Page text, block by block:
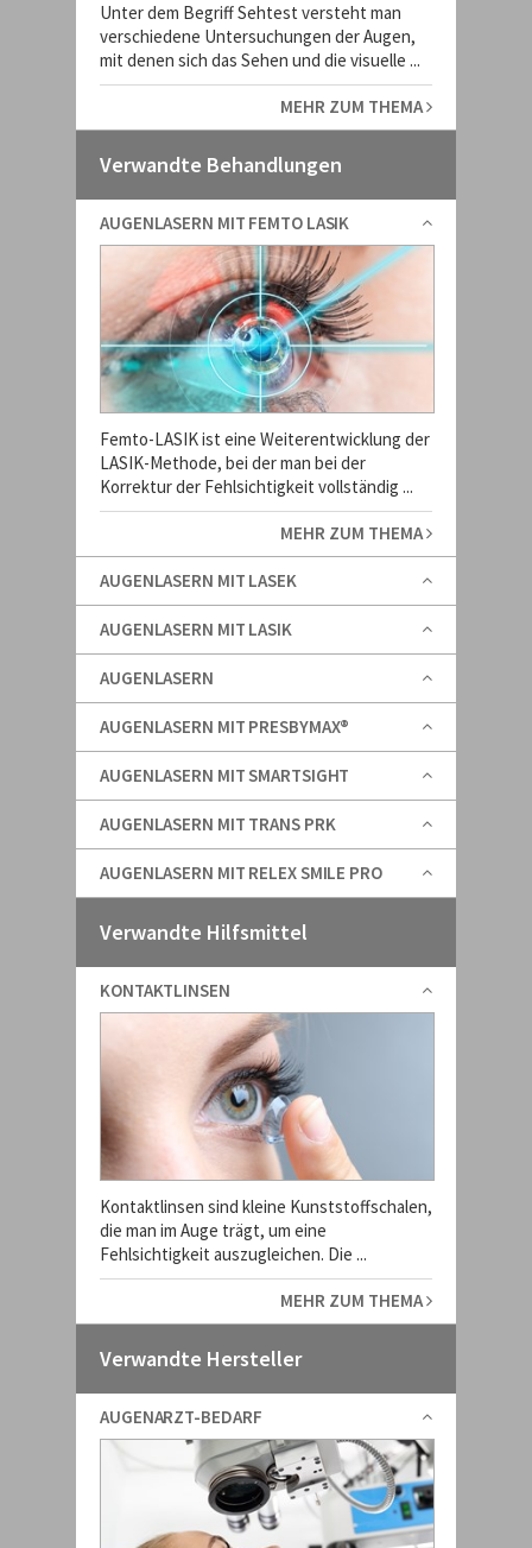
Unter dem Begriff Sehtest versteht man
verschiedene Untersuchungen der Augen,
mit denen sich das Sehen und die visuelle ...
MEHR ZUM THEMA
Verwandte Behandlungen
AUGENLASERN MIT FEMTO LASIK
Femto-LASIK ist eine Weiterentwicklung der
LASIK-Methode, bei der man bei der
Korrektur der Fehlsichtigkeit vollständig ...
MEHR ZUM THEMA
AUGENLASERN MIT LASEK
AUGENLASERN MIT LASIK
AUGENLASERN
AUGENLASERN MIT PRESBYMAX®
AUGENLASERN MIT SMARTSIGHT
AUGENLASERN MIT TRANS PRK
AUGENLASERN MIT RELEX SMILE PRO
Verwandte Hilfsmittel
KONTAKTLINSEN
Kontaktlinsen sind kleine Kunststoffschalen,
die man im Auge trägt, um eine
Fehlsichtigkeit auszugleichen. Die ...
MEHR ZUM THEMA
Verwandte Hersteller
AUGENARZT-BEDARF